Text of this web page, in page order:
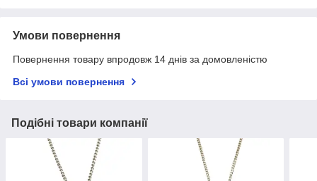
Умови повернення
Повернення товару впродовж 14 днів за домовленістю
Всі умови повернення
Подібні товари компанії